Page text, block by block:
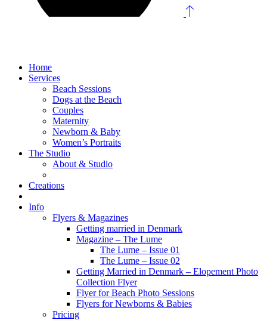
Home
Services
Beach Sessions
Dogs at the Beach
Couples
Maternity
Newborn & Baby
Women’s Portraits
The Studio
About & Studio
Creations
Info
Flyers & Magazines
Getting married in Denmark
Magazine – The Lume
The Lume – Issue 01
The Lume – Issue 02
Getting Married in Denmark – Elopement Photo
Collection Flyer
Flyer for Beach Photo Sessions
Flyers for Newborns & Babies
Pricing